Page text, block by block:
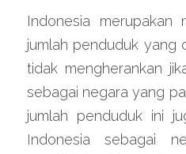
Indonesia merupakan
jumlah penduduk yang
tidak mengherankan
sebagai negara yang
jumlah penduduk ini
Indonesia sebagai